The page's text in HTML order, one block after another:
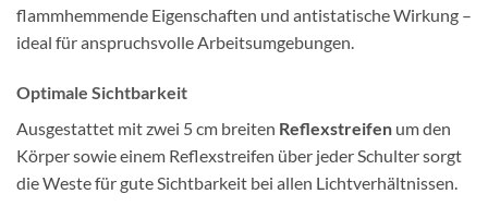
flammhemmende Eigenschaften und antistatische Wirkung –
ideal für anspruchsvolle Arbeitsumgebungen.
Optimale Sichtbarkeit
Ausgestattet mit zwei 5 cm breiten Reflexstreifen um den
Körper sowie einem Reflexstreifen über jeder Schulter sorgt
die Weste für gute Sichtbarkeit bei allen Lichtverhältnissen.